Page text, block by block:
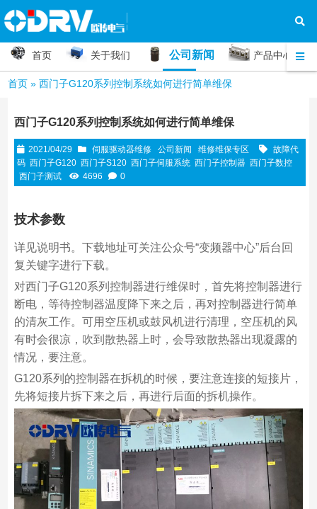
首页 关于我们 公司新闻 产品中心
首页 »西门子G120系列控制系统如何进行简单维保
西门子G120系列控制系统如何进行简单维保
2021/04/29 伺服驱动器维修 公司新闻 维修维保专区
故障代
码 西门子G120 西门子S120 西门子伺服系统 西门子控制器 西门子数控
西门子测试
4696 0
技术参数
详见说明书。下载地址可关注公众号“变频器中心”后台回
复关键字进行下载。
对西门子G120系列控制器进行维保时，首先将控制器进行
断电，等待控制器温度降下来之后，再对控制器进行简单
的清灰工作。可用空压机或鼓风机进行清理，空压机的风
有时会很凉，吹到散热器上时，会导致散热器出现凝露的
情况，要注意。
G120系列的控制器在拆机的时候，要注意连接的短接片，
先将短接片拆下来之后，再进行后面的拆机操作。